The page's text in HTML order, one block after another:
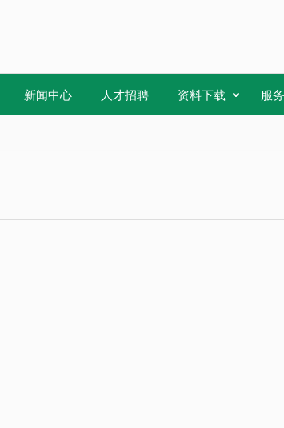
新闻中心 人才招聘 资料下载 服